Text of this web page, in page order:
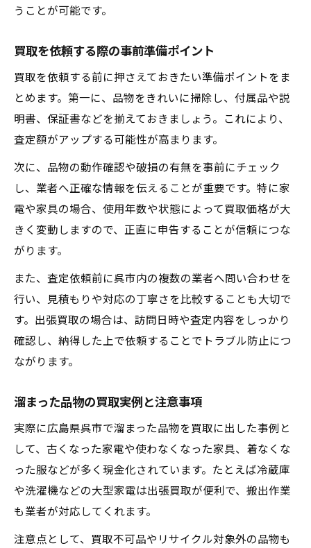
うことが可能です。
買取を依頼する際の事前準備ポイント
買取を依頼する前に押さえておきたい準備ポイントをま
とめます。第一に、品物をきれいに掃除し、付属品や説
明書、保証書などを揃えておきましょう。これにより、
査定額がアップする可能性が高まります。
次に、品物の動作確認や破損の有無を事前にチェック
し、業者へ正確な情報を伝えることが重要です。特に家
電や家具の場合、使用年数や状態によって買取価格が大
きく変動しますので、正直に申告することが信頼につな
がります。
また、査定依頼前に呉市内の複数の業者へ問い合わせを
行い、見積もりや対応の丁寧さを比較することも大切で
す。出張買取の場合は、訪問日時や査定内容をしっかり
確認し、納得した上で依頼することでトラブル防止につ
ながります。
溜まった品物の買取実例と注意事項
実際に広島県呉市で溜まった品物を買取に出した事例と
して、古くなった家電や使わなくなった家具、着なくな
った服などが多く現金化されています。たとえば冷蔵庫
や洗濯機などの大型家電は出張買取が便利で、搬出作業
も業者が対応してくれます。
注意点として、買取不可品やリサイクル対象外の品物も